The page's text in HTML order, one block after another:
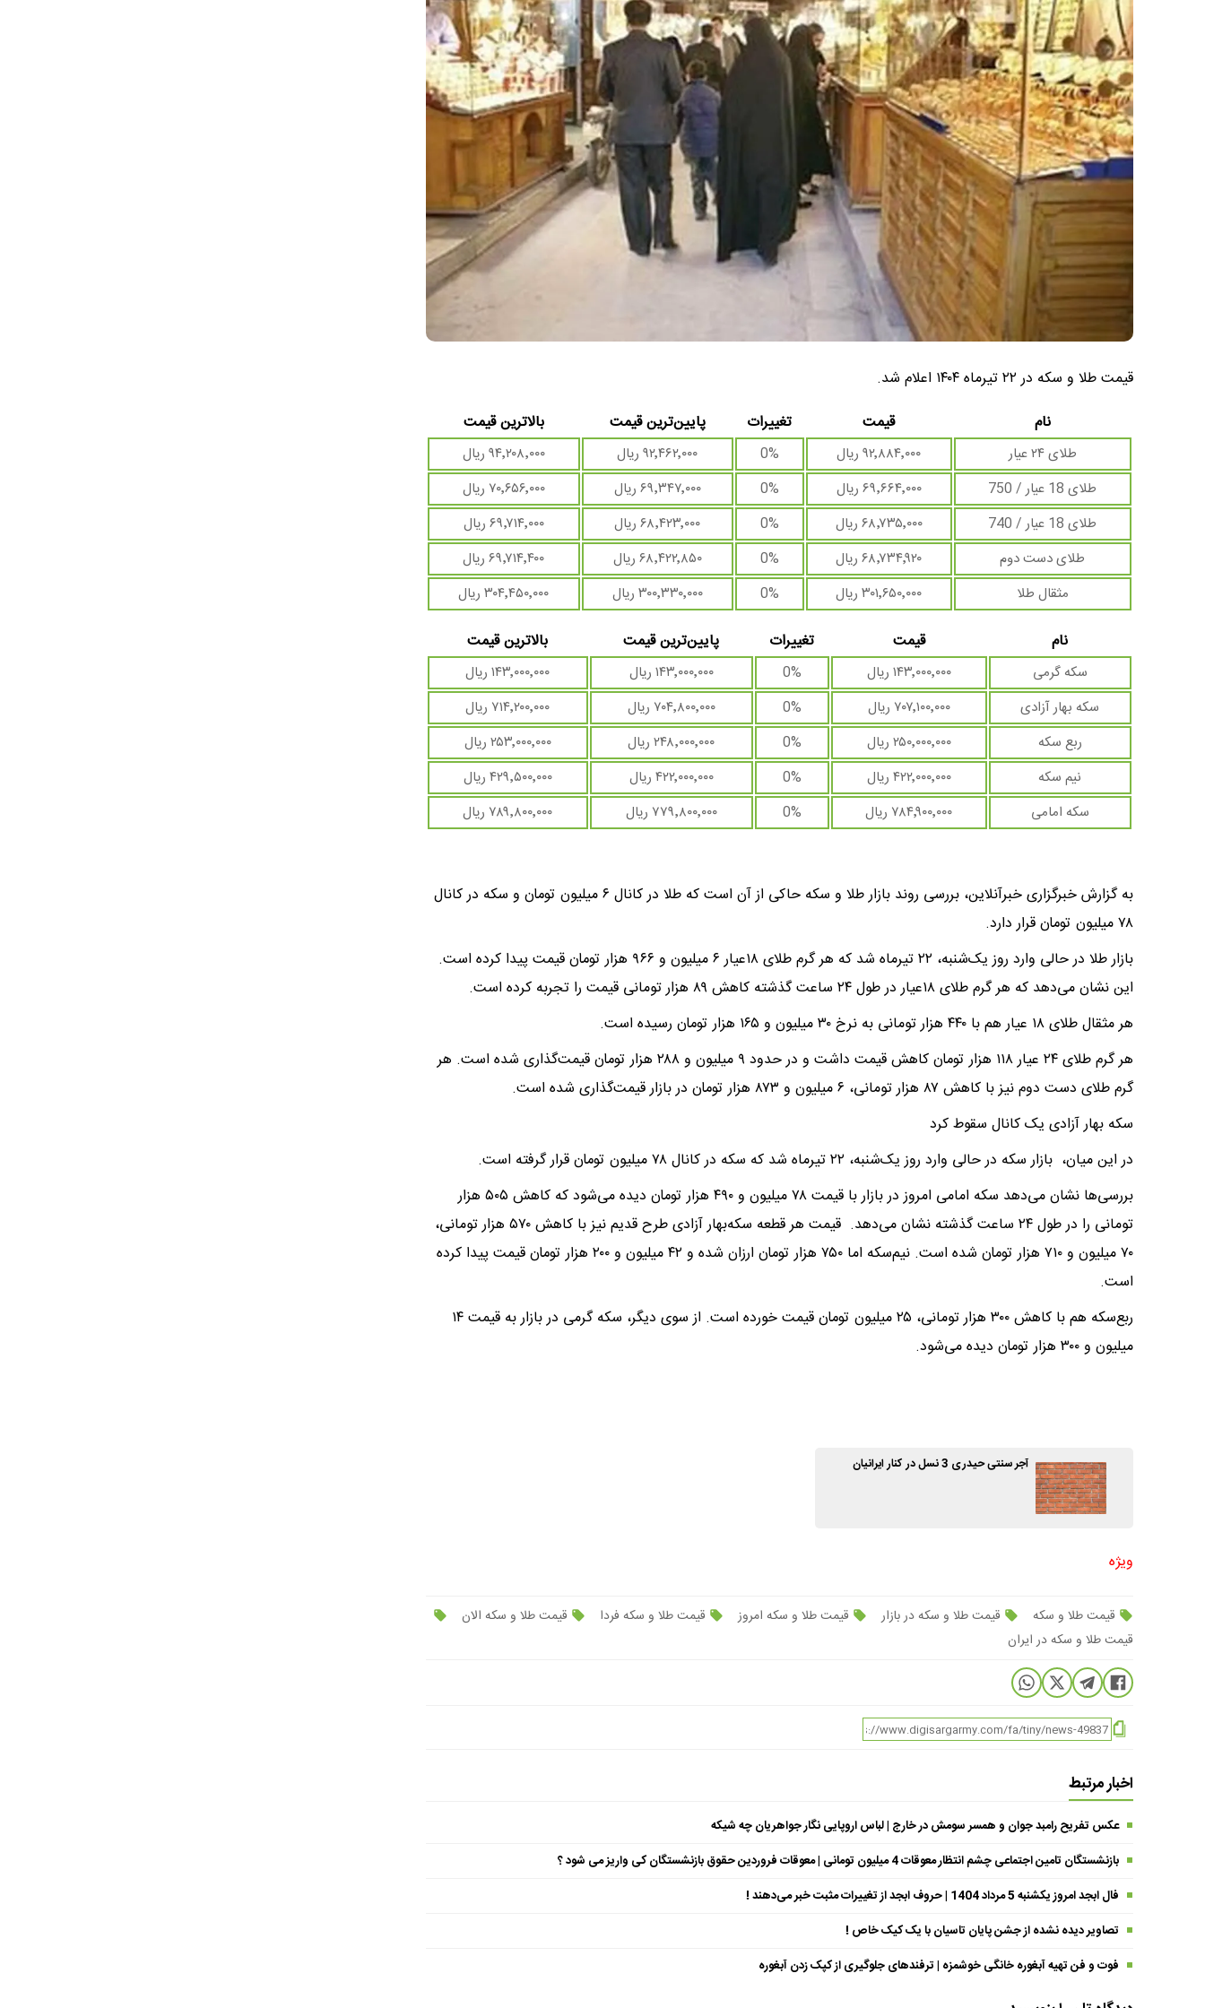
قیمت طلا و سکه در ۲۲ تیرماه ۱۴۰۴ اعلام شد.
نام
قیمت تغییرات پایین‌ترین قیمت بالاترین قیمت
طلای ۲۴ عیار ۹۲٬۸۸۴٬۰۰۰ ریال 0% ۹۲٬۴۶۲٬۰۰۰ ریال
۹۴٬۲۰۸٬۰۰۰ ریال
طلای 18 عیار / 750
۶۹٬۶۶۴٬۰۰۰ ریال 0% ۶۹٬۳۴۷٬۰۰۰ ریال
۷۰٬۶۵۶٬۰۰۰ ریال
طلای 18 عیار / 740
۶۸٬۷۳۵٬۰۰۰ ریال 0% ۶۸٬۴۲۳٬۰۰۰ ریال
۶۹٬۷۱۴٬۰۰۰ ریال
طلای دست دوم
۶۸٬۷۳۴٬۹۲۰ ریال 0% ۶۸٬۴۲۲٬۸۵۰ ریال
۶۹٬۷۱۴٬۴۰۰ ریال
مثقال طلا
۳۰۱٬۶۵۰٬۰۰۰ ریال 0% ۳۰۰٬۳۳۰٬۰۰۰ ریال ۳۰۴٬۴۵۰٬۰۰۰ ریال
نام قیمت تغییرات پایین‌ترین قیمت بالاترین قیمت
سکه گرمی ۱۴۳٬۰۰۰٬۰۰۰ ریال 0% ۱۴۳٬۰۰۰٬۰۰۰ ریال
۱۴۳٬۰۰۰٬۰۰۰ ریال
سکه بهار آزادی
۷۰۷٬۱۰۰٬۰۰۰ ریال 0% ۷۰۴٬۸۰۰٬۰۰۰ ریال
۷۱۴٬۲۰۰٬۰۰۰ ریال
ربع سکه
۲۵۰٬۰۰۰٬۰۰۰ ریال 0% ۲۴۸٬۰۰۰٬۰۰۰ ریال
۲۵۳٬۰۰۰٬۰۰۰ ریال
نیم سکه
۴۲۲٬۰۰۰٬۰۰۰ ریال 0% ۴۲۲٬۰۰۰٬۰۰۰ ریال
۴۲۹٬۵۰۰٬۰۰۰ ریال
سکه امامی
۷۸۴٬۹۰۰٬۰۰۰ ریال 0% ۷۷۹٬۸۰۰٬۰۰۰ ریال ۷۸۹٬۸۰۰٬۰۰۰ ریال
به گزارش خبرگزاری خبرآنلاین، بررسی روند بازار طلا و سکه حاکی از آن است که طلا در کانال ۶ میلیون تومان و سکه در کانال
۷۸ میلیون تومان قرار دارد.
بازار طلا در حالی وارد روز یک‌شنبه، ۲۲ تیرماه شد که هر گرم طلای ۱۸عیار ۶ میلیون و ۹۶۶ هزار تومان قیمت پیدا کرده است.
این نشان می‌دهد که هر گرم طلای ۱۸عیار در طول ۲۴ ساعت گذشته کاهش ۸۹ هزار تومانی قیمت را تجربه کرده است.
هر مثقال طلای ۱۸ عیار هم با ۴۴۰ هزار تومانی به نرخ ۳۰ میلیون و ۱۶۵ هزار تومان رسیده است.
هر گرم طلای ۲۴ عیار ۱۱۸ هزار تومان کاهش قیمت داشت و در حدود ۹ میلیون و ۲۸۸ هزار تومان قیمت‌گذاری شده است. هر
گرم طلای دست دوم نیز با کاهش ۸۷ هزار تومانی، ۶ میلیون و ۸۷۳ هزار تومان در بازار قیمت‌گذاری شده است.
سکه بهار آزادی یک کانال سقوط کرد
در این میان، بازار سکه در حالی وارد روز یک‌شنبه، ۲۲ تیرماه شد که سکه در کانال ۷۸ میلیون تومان قرار گرفته است.
بررسی‌ها نشان می‌دهد سکه امامی امروز در بازار با قیمت ۷۸ میلیون و ۴۹۰ هزار تومان دیده می‌شود که کاهش ۵۰۵ هزار
تومانی را در طول ۲۴ ساعت گذشته نشان می‌دهد. قیمت هر قطعه سکه‌بهار آزادی طرح قدیم نیز با کاهش ۵۷۰ هزار تومانی،
۷۰ میلیون و ۷۱۰ هزار تومان شده است. نیم‌سکه اما ۷۵۰ هزار تومان ارزان شده و ۴۲ میلیون و ۲۰۰ هزار تومان قیمت پیدا کرده
است.
ربع‌سکه هم با کاهش ۳۰۰ هزار تومانی، ۲۵ میلیون تومان قیمت خورده است. از سوی دیگر، سکه گرمی در بازار به قیمت ۱۴
میلیون و ۳۰۰ هزار تومان دیده می‌شود.
آجر سنتی حیدری 3 نسل در کنار ایرانیان
ویژه
قیمت طلا و سکه قیمت طلا و سکه در بازار قیمت طلا و سکه امروز قیمت طلا و سکه فردا
قیمت طلا و سکه الان
قیمت طلا و سکه در ایران
اخبار مرتبط
عکس تفریح رامبد جوان و همسر سومش در خارج | لباس اروپایی نگار جواهریان چه شیکه
بازنشستگان تامین اجتماعی چشم انتظار معوقات 4 میلیون تومانی | معوقات فروردین حقوق بازنشستگان کی واریز می شود ؟
فال ابجد امروز یکشنبه 5 مرداد 1404 | حروف ابجد از تغییرات مثبت خبر می‌دهند !
تصاویر دیده نشده از جشن پایان تاسیان با یک کیک خاص !
فوت و فن تهیه آبغوره خانگی خوشمزه | ترفندهای جلوگیری از کپک زدن آبغوره